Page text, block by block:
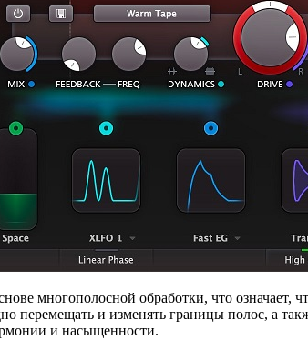
многополосной обработки, что
перемещать и изменять границы полос, а
и насыщенности.